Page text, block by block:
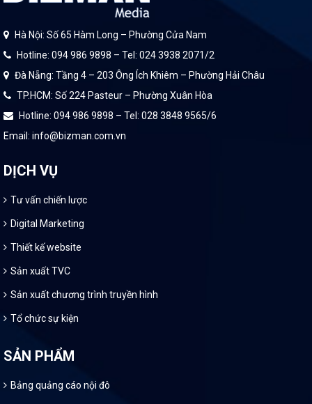
Hà Nội: Số 65 Hàm Long – Phường Cửa Nam
Hotline: 094 986 9898 – Tel: 024 3938 2071/2
Đà Nẵng: Tầng 4 – 203 Ông Ích Khiêm – Phường Hải Châu
TP.HCM: Số 224 Pasteur – Phường Xuân Hòa
Hotline: 094 986 9898 – Tel: 028 3848 9565/6
Email: info@bizman.com.vn
DỊCH VỤ
Tư vấn chiến lược
Digital Marketing
Thiết kế website
Sản xuất TVC
Sản xuất chương trình truyền hình
Tổ chức sự kiện
SẢN PHẨM
Bảng quảng cáo nội đô